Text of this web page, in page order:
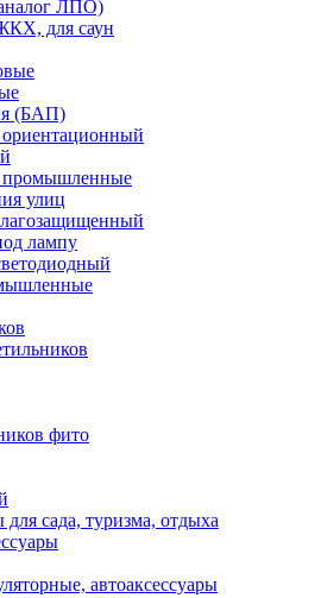
ЛПО)
для саун
(БАП)
промышленные
улиц
лампу
фито
сада, туризма, отдыха
автоаксессуары